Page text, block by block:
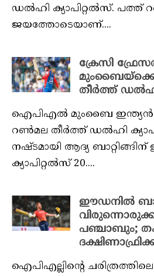
ഡല്‍ഹി ക്യാപിറ്റല്‍സ്.
ജയത്തോടെയാണ്....
ക്രേസി
തീർത്ത്
ഐപിഎല്‍ മുംബൈ
റണ്‍മല തീര്‍ത്ത് ഡല്‍ഹി
നഷ്ടമായി ആദ്യ
ക്യാപിറ്റല്‍സ് 20....
ഈഡനിൽ
പഞ്ചാബും;
ഐപിഎല്ലിന്റെ